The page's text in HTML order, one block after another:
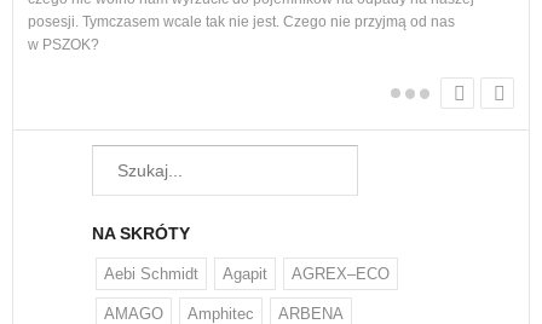
posesji. Tymczasem wcale tak nie jest. Czego nie przyjmą od nas
w PSZOK?
NA SKRÓTY
Aebi Schmidt Agapit AGREX–ECO
AMAGO Amphitec ARBENA